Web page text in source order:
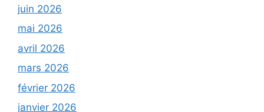
juin 2026
mai 2026
avril 2026
mars 2026
février 2026
janvier 2026